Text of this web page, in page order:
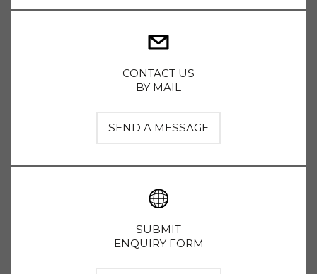
CONTACT US
BY MAIL
SEND A MESSAGE
SUBMIT
ENQUIRY FORM